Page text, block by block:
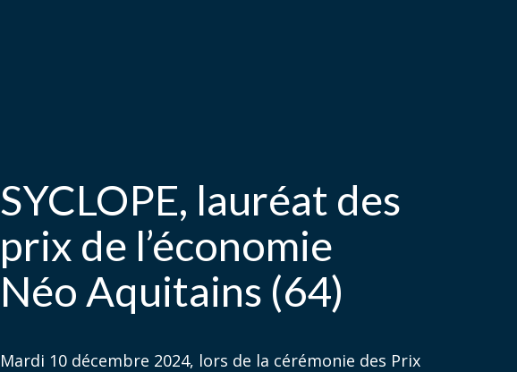
SYCLOPE, lauréat des
prix de l’économie
Néo Aquitains (64)
Mardi 10 décembre 2024, lors de la cérémonie des Prix